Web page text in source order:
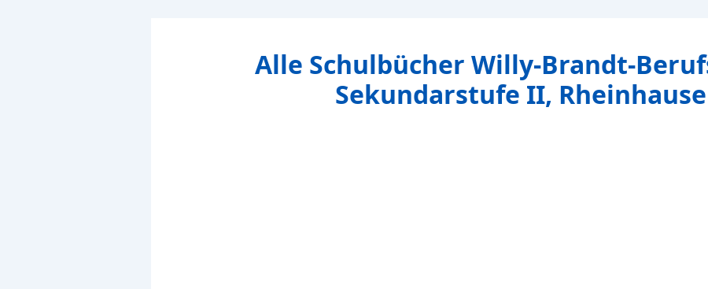
Alle Schulbücher Willy-Brandt-
Sekundarstufe II,